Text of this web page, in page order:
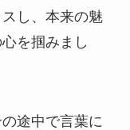
し、本来の魅
を掴みまし
途中で言葉に